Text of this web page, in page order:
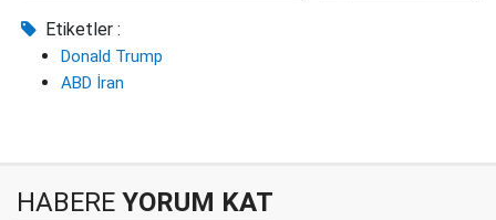
Etiketler :
Donald Trump
ABD İran
HABERE YORUM KAT